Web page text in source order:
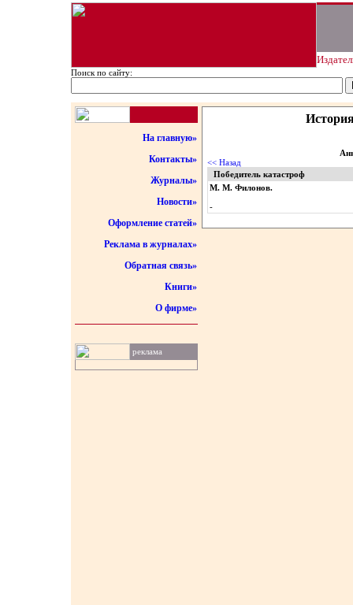
Поиск по сайту:
На главную»
Контакты»
Журналы»
Новости»
Оформление статей»
Реклама в журналах»
Обратная связь»
Книги»
О фирме»
реклама
<< Назад
Победитель катастроф
М. М. Филонов.
-